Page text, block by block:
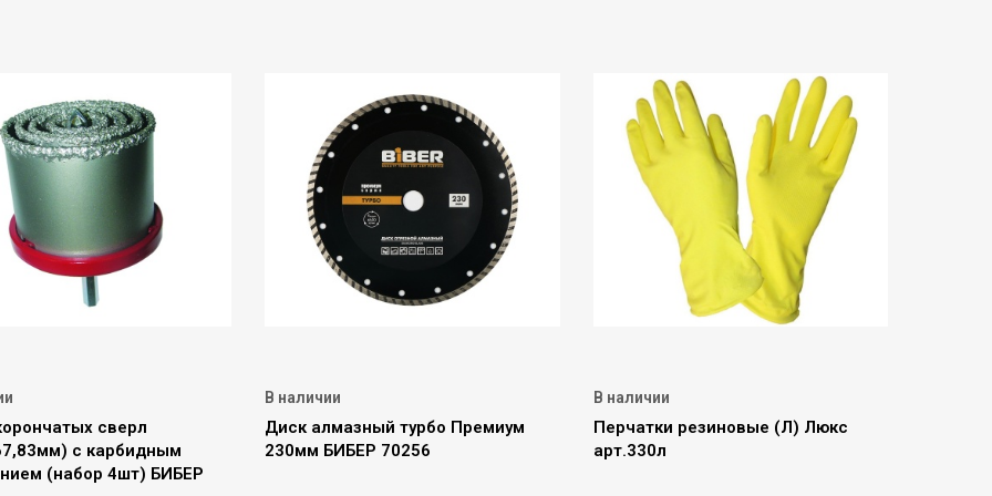
сверл
с карбидным
(набор 4шт) БИБЕР
В наличии
Диск алмазный турбо Премиум
230мм БИБЕР 70256
В наличии
Перчатки резиновые (Л) Люкс
арт.330л